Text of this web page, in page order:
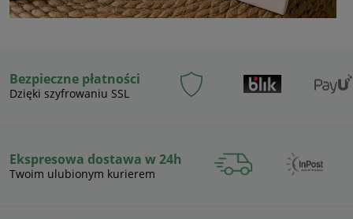
Bezpieczne płatności
Dzięki szyfrowaniu SSL
Ekspresowa dostawa w 24h
Twoim ulubionym kurierem